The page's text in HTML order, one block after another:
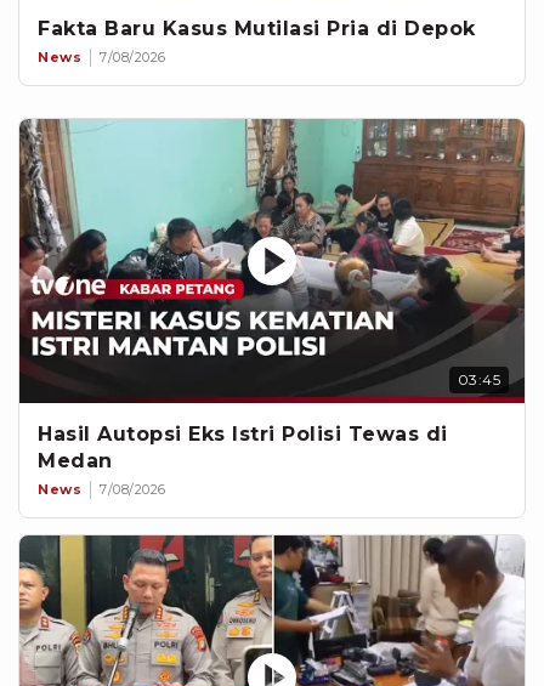
Fakta Baru Kasus Mutilasi Pria di Depok
News 7/08/2026
03:45
Hasil Autopsi Eks Istri Polisi Tewas di
Medan
News 7/08/2026